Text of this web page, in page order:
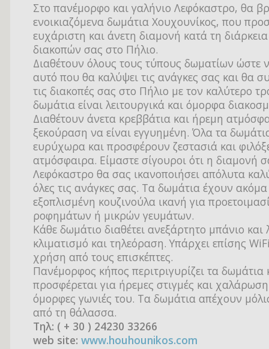
Στο πανέμορφο και γαλήνιο Λεφόκαστρο, θα
ενοικιαζόμενα δωμάτια Χουχουνίκος, που
ευχάριστη και άνετη διαμονή κατά τη
διακοπών σας στο Πήλιο.
Διαθέτουν όλους τους τύπους δωματίων ώστε
αυτό που θα καλύψει τις ανάγκες σας και θα
τις διακοπές σας στο Πήλιο με τον καλύτερο
δωμάτια είναι λειτουργικά και όμορφα
Διαθέτουν άνετα κρεββάτια και ήρεμη
ξεκούραση να είναι εγγυημένη. Όλα τα
ευρύχωρα και προσφέρουν ζεστασιά και
ατμόσφαιρα. Είμαστε σίγουροι ότι η διαμονή
Λεφόκαστρο θα σας ικανοποιήσει απόλυτα
όλες τις ανάγκες σας. Τα δωμάτια έχουν
εξοπλισμένη κουζινούλα ικανή για
ροφημάτων ή μικρών γευμάτων.
Κάθε δωμάτιο διαθέτει ανεξάρτητο μπάνιο και
κλιματισμό και τηλεόραση. Υπάρχει επίσης
χρήση από τους επισκέπτες.
Πανέμορφος κήπος περιτριγυρίζει τα δωμάτια
προσφέρεται για ήρεμες στιγμές και χαλάρωση
όμορφες γωνιές του. Τα δωμάτια απέχουν
από τη θάλασσα.
Τηλ: ( + 30 ) 24230 33266
web site: www.houhounikos.com